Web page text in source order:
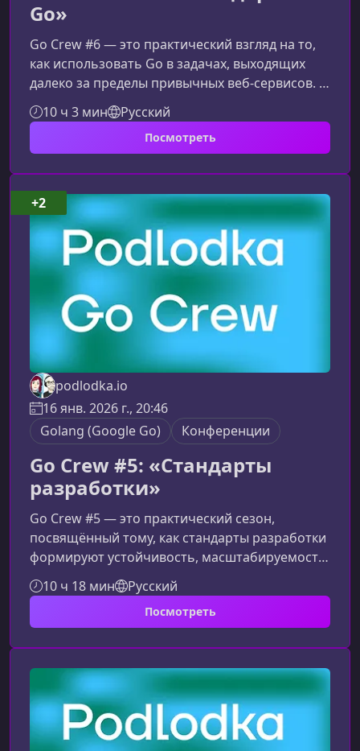
Go»
Go Crew #6 — это практический взгляд на то,
как использовать Go в задачах, выходящих
далеко за пределы привычных веб‑сервисов. В
этом сезоне участники погружаются в
нестандартные инженерные сценарии, где Go
раскрывает себя как простой,
инструмент для высоконагруженных,
системных и кросс‑платформенных
решений.Чем уникален сезон «Нестандартный
Go»Шестой сезон фокусируется на кейсах, где
Go применяется в областях,
10 ч 3 мин Русский
Посмотреть
podlodka.io
16 янв. 2026 г., 20:46
Golang (Google Go)
Конференции
Go Crew #5: «Стандарты
разработки»
Go Crew #5 — это практический сезон,
посвящённый тому, как стандарты разработки
формируют устойчивость, масштабируемость
и управляемость Go‑проектов. Этот материал
поможет понять, почему единые правила
важны для роста команды и продукта, а также
перегрузки процессов.Зачем нужны стандарты
разработки в GoИнженерные стандарты
играют ключевую роль в долгосрочной
эволюции проекта. Они помогают командам
быстрее пр
10 ч 18 мин Русский
Посмотреть
+2